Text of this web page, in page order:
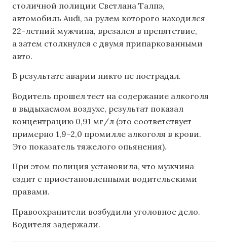
столичной полиции Светлана Талпэ,
автомобиль Audi, за рулем которого находился
22-летний мужчина, врезался в препятствие,
а затем столкнулся с двумя припаркованными
авто.
В результате аварии никто не пострадал.
Водитель прошел тест на содержание алкоголя
в выдыхаемом воздухе, результат показал
концентрацию 0,91 мг/л (это соответствует
примерно 1,9–2,0 промилле алкоголя в крови.
Это показатель тяжелого опьянения).
При этом полиция установила, что мужчина
ездит с приостановленными водительскими
правами.
Правоохранители возбудили уголовное дело.
Водителя задержали.